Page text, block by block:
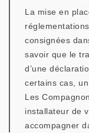
La mise en
consignées
savoir que le
d’une
certains cas,
Les
installateur de
accompagner